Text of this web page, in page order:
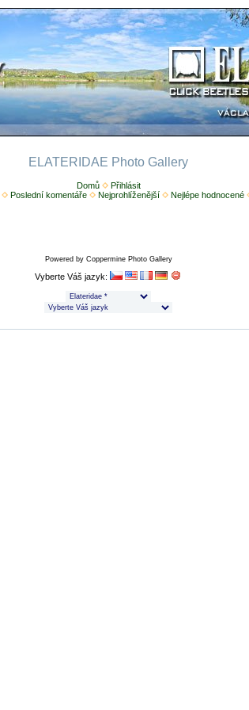
ELATERIDAE Photo Gallery
Domů
Přihlásit
Poslední komentáře Nejprohlíženější Nejlépe hodnocené
Powered by Coppermine Photo Gallery
Vyberte Váš jazyk: